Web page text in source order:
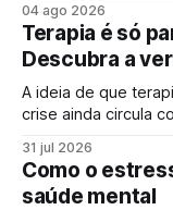
evidente. É
acompanhamento
espaço: identificar
aparecerem
04 ago 2026
Terapia é só
Descubra a
A ideia de que
crise ainda circula
Para muita gente,
sinal de que “algo
31 jul 2026
Como o
saúde mental